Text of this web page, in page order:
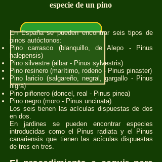
especie de un pino
En España se pueden encontrar seis tipos de
pinos autóctonos:
Pino carrasco (blanquillo, de Alepo - Pinus
halepensis)
Pino silvestre (albar - Pinus sylvestris)
Pino resinero (marítimo, rodeno - Pinus pinaster)
Pino laricio (salgareño, negral, gargallo - Pinus
nigra)
Pino piñonero (doncel, real - Pinus pinea)
Pino negro (moro - Pinus uncinata).
Los seis tienen las acículas dispuestas de dos
en dos.
En jardines se pueden encontrar especies
introducidas como el Pinus radiata y el Pinus
canariensis que tienen las acículas dispuestas
de tres en tres.